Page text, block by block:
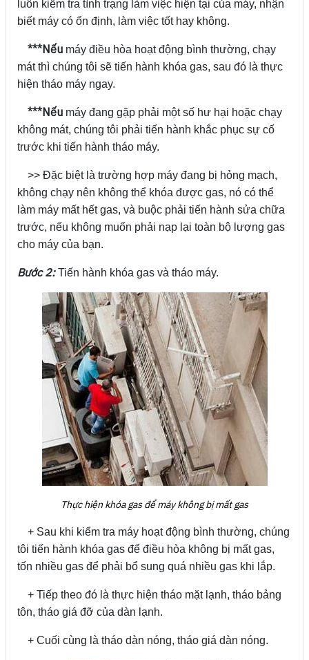
luôn kiểm tra tình trạng làm việc hiện tại của máy, nhận
biết máy có ổn định, làm việc tốt hay không.
***Nếu máy điều hòa hoạt động bình thường, chạy
mát thì chúng tôi sẽ tiến hành khóa gas, sau đó là thực
hiện tháo máy ngay.
***Nếu máy đang gặp phải một số hư hại hoặc chạy
không mát, chúng tôi phải tiến hành khắc phục sự cố
trước khi tiến hành tháo máy.
>> Đặc biệt là trường hợp máy đang bị hỏng mạch,
không chạy nên không thể khóa được gas, nó có thể
làm máy mất hết gas, và buộc phải tiến hành sửa chữa
trước, nếu không muốn phải nạp lại toàn bộ lượng gas
cho máy của bạn.
Bước 2:Tiến hành khóa gas và tháo máy.
Thực hiện khóa gas để máy không bị mất gas
+ Sau khi kiểm tra máy hoạt động bình thường, chúng
tôi tiến hành khóa gas để điều hòa không bị mất gas,
tốn nhiều gas để phải bổ sung quá nhiều gas khi lắp.
+ Tiếp theo đó là thực hiện tháo mặt lạnh, tháo bảng
tôn, tháo giá đỡ của dàn lạnh.
+ Cuối cùng là tháo dàn nóng, tháo giá dàn nóng.